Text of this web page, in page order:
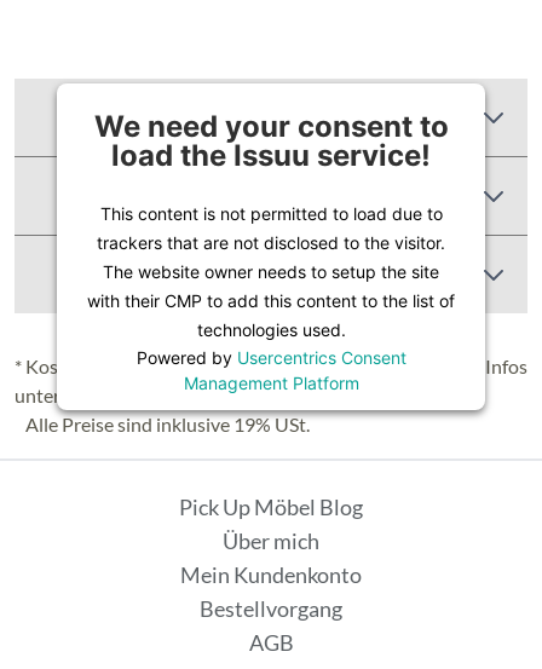
We need your consent to
load the Issuu service!
This content is not permitted to load due to
trackers that are not disclosed to the visitor.
The website owner needs to setup the site
with their CMP to add this content to the list of
technologies used.
Powered by Usercentrics Consent
Management Platform
Zusätzliche Informationen
Abbildung Ähnlich
* Kostenloser Versand in Deutschland (Festland), nähere Infos
unter
Lieferung & Versand.
Alle Preise sind inklusive 19% USt.
Pick Up Möbel Blog
Über mich
Mein Kundenkonto
Bestellvorgang
AGB